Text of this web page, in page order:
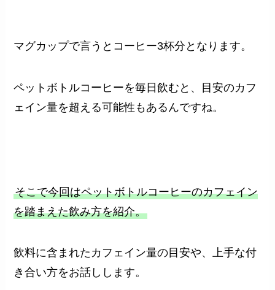
マグカップで言うとコーヒー3杯分となります。
ペットボトルコーヒーを毎日飲むと、目安のカフ
ェイン量を超える可能性もあるんですね。
そこで今回はペットボトルコーヒーのカフェイン
を踏まえた飲み方を紹介。
飲料に含まれたカフェイン量の目安や、上手な付
き合い方をお話しします。